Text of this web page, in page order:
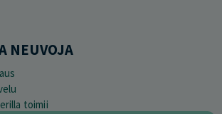
NEUVOJA
toimii